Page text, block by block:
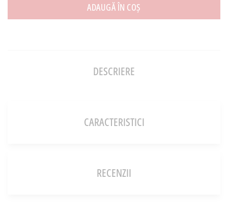
ADAUGĂ ÎN COȘ
DESCRIERE
CARACTERISTICI
RECENZII